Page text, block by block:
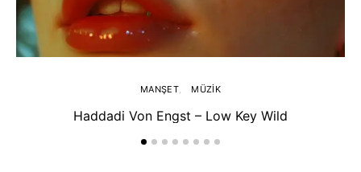
MANŞET MÜZIK
Haddadi Von Engst – Low Key Wild